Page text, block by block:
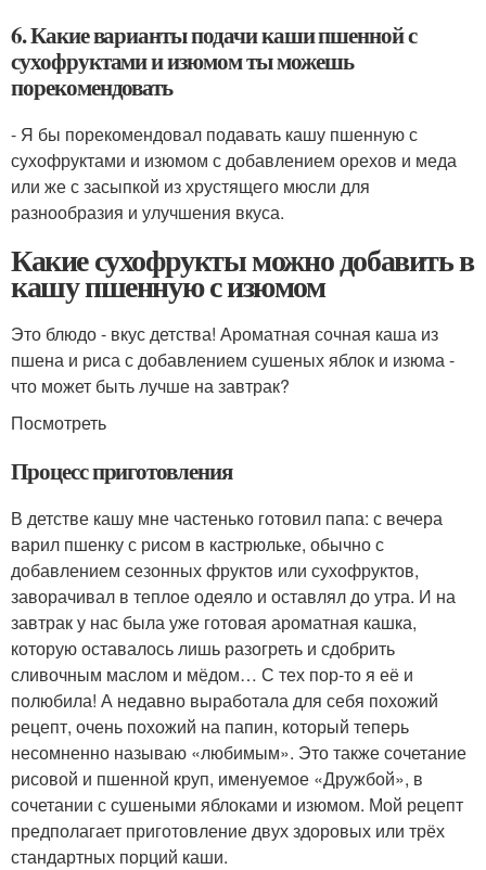
6. Какие варианты подачи каши пшенной с
сухофруктами и изюмом ты можешь
порекомендовать
- Я бы порекомендовал подавать кашу пшенную с
сухофруктами и изюмом с добавлением орехов и меда
или же с засыпкой из хрустящего мюсли для
разнообразия и улучшения вкуса.
Какие сухофрукты можно добавить в
кашу пшенную с изюмом
Это блюдо - вкус детства! Ароматная сочная каша из
пшена и риса с добавлением сушеных яблок и изюма -
что может быть лучше на завтрак?
Посмотреть
Процесс приготовления
В детстве кашу мне частенько готовил папа: с вечера
варил пшенку с рисом в кастрюльке, обычно с
добавлением сезонных фруктов или сухофруктов,
заворачивал в теплое одеяло и оставлял до утра. И на
завтрак у нас была уже готовая ароматная кашка,
которую оставалось лишь разогреть и сдобрить
сливочным маслом и мёдом… С тех пор-то я её и
полюбила! А недавно выработала для себя похожий
рецепт, очень похожий на папин, который теперь
несомненно называю «любимым». Это также сочетание
рисовой и пшенной круп, именуемое «Дружбой», в
сочетании с сушеными яблоками и изюмом. Мой рецепт
предполагает приготовление двух здоровых или трёх
стандартных порций каши.